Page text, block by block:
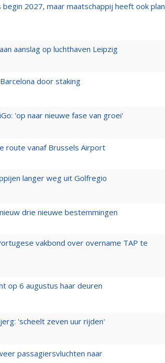
2027, maar maatschappij heeft ook plan
aanslag op luchthaven Leipzig
door staking
'op naar nieuwe fase van groei'
route vanaf Brussels Airport
langer weg uit Golfregio
drie nieuwe bestemmingen
vakbond over overname TAP te
op 6 augustus haar deuren
'scheelt zeven uur rijden'
passagiersvluchten naar